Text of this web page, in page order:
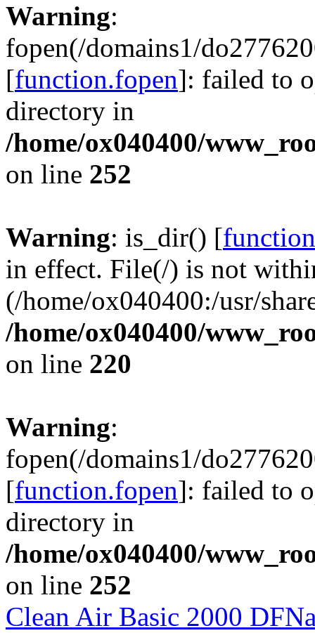
Warning:
fopen(/domains1/
[function.fopen]: failed to
directory in
/home/ox040400/
on line 252
Warning: is_dir() [
in effect. File(/) is not
(/home/ox040400:/usr/
/home/ox040400/
on line 220
Warning:
fopen(/domains1/
[function.fopen]: failed to
directory in
/home/ox040400/
on line 252
Clean Air Basic 2000 DF